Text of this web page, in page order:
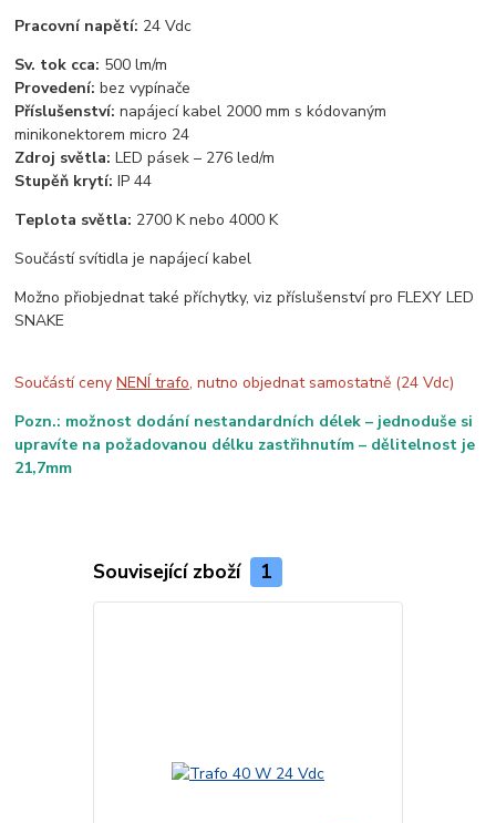
Pracovní napětí: 24 Vdc
Sv. tok cca: 500 lm/m
Provedení:bez vypínače
Příslušenství:napájecí kabel 2000 mm s kódovaným
minikonektorem micro 24
Zdroj světla:LED pásek – 276 led/m
Stupěň krytí:IP 44
Teplota světla: 2700 K nebo 4000 K
Součástí svítidla je napájecí kabel
Možno přiobjednat také příchytky, viz příslušenství pro FLEXY LED
SNAKE
Součástí cenyNENÍ trafo, nutno objednat samostatně (24 Vdc)
Pozn.: možnost dodání nestandardních délek – jednoduše si
upravíte na požadovanou délku zastřihnutím – dělitelnost je
21,7mm
Související zboží 1